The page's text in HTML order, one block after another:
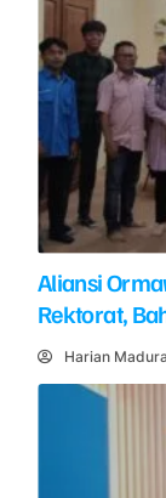
Aliansi
Rektorat,
Harian Madura